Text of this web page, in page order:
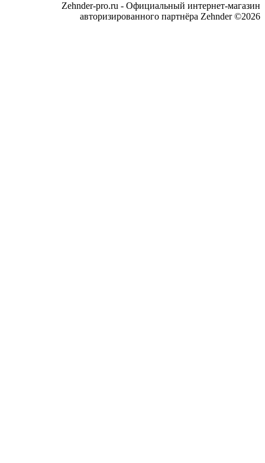
Zehnder-pro.ru - Официальный интернет-магазин
авторизированного партнёра Zehnder ©2026